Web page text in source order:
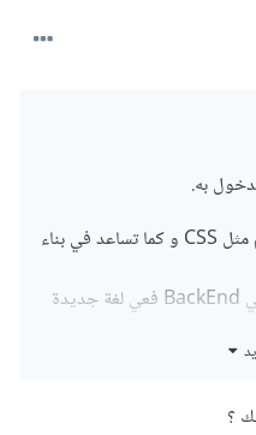
ورياكت؟
به.
Flutter تساعد في التصميم مثل CSS و كما تساعد في بناء
Dart ليست مشهورة جداً في BackEnd فعي لغة جديدة
؟